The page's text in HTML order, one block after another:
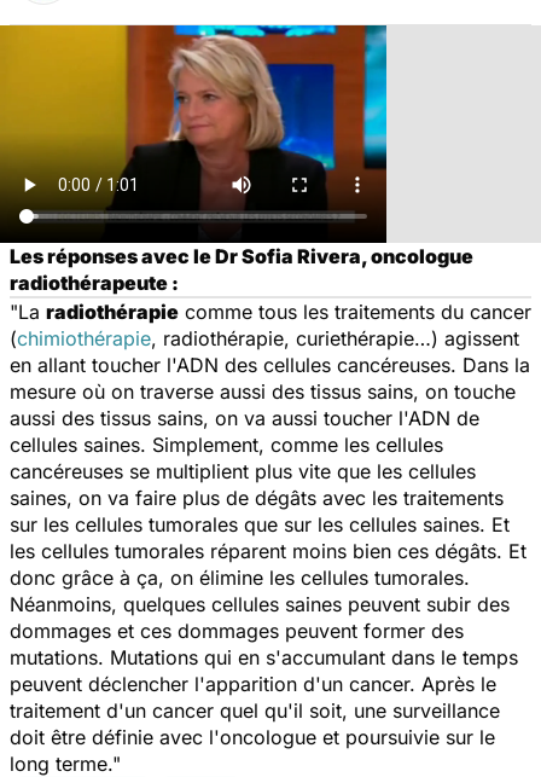
Les réponses avec le Dr Sofia Rivera, oncologue
radiothérapeute :
"La radiothérapie comme tous les traitements du cancer
(chimiothérapie, radiothérapie, curiethérapie…) agissent
en allant toucher l'ADN des cellules cancéreuses. Dans la
mesure où on traverse aussi des tissus sains, on touche
aussi des tissus sains, on va aussi toucher l'ADN de
cellules saines. Simplement, comme les cellules
cancéreuses se multiplient plus vite que les cellules
saines, on va faire plus de dégâts avec les traitements
sur les cellules tumorales que sur les cellules saines. Et
les cellules tumorales réparent moins bien ces dégâts. Et
donc grâce à ça, on élimine les cellules tumorales.
Néanmoins, quelques cellules saines peuvent subir des
dommages et ces dommages peuvent former des
mutations. Mutations qui en s'accumulant dans le temps
peuvent déclencher l'apparition d'un cancer. Après le
traitement d'un cancer quel qu'il soit, une surveillance
doit être définie avec l'oncologue et poursuivie sur le
long terme."